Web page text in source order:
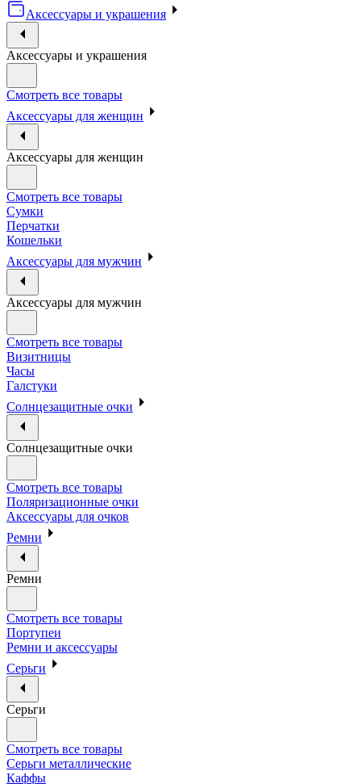
Аксессуары и украшения
Аксессуары и украшения
Смотреть все товары
Аксессуары для женщин
Аксессуары для женщин
Смотреть все товары
Сумки
Перчатки
Кошельки
Аксессуары для мужчин
Аксессуары для мужчин
Смотреть все товары
Визитницы
Часы
Галстуки
Солнцезащитные очки
Солнцезащитные очки
Смотреть все товары
Поляризационные очки
Аксессуары для очков
Ремни
Ремни
Смотреть все товары
Портупеи
Ремни и аксессуары
Серьги
Серьги
Смотреть все товары
Серьги металлические
Каффы